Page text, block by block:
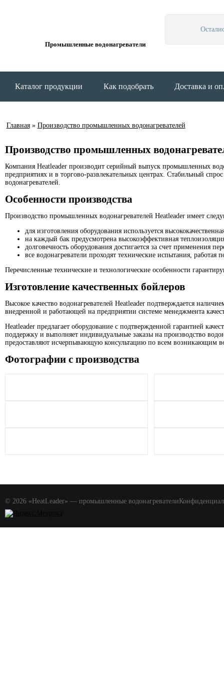
Промышленные водонагреватели
Каталог продукции Как подобрать Доставка и
Главная» Производство промышленных водонагревателей
Производство промышленных
Компания Heatleader производит серийный выпуск промышленных
предприятиях и в торгово-развлекательных центрах. Стабильный
водонагревателей.
Особенности производства
Производство промышленных водонагревателей Heatleader имеет
для изготовления оборудования используется
на каждый бак предусмотрена высокоэффективная
долговечность оборудования достигается за счет применения
все водонагреватели проходят технические испытания,
Перечисленные технические и технологические особенности
Изготовление качественных бойлеров
Высокое качество водонагревателей Heatleader подтверждается
внедренной и работающей на предприятии системе менеджмента
Heatleader предлагает оборудование с подтвержденной гарантией
поддержку и выполняет индивидуальные заказы на производство
предоставляют исчерпывающую консультацию по всем возникающим
Фотографии с производства
© 2026 «HeatLeader» — промышленные водонагреватели